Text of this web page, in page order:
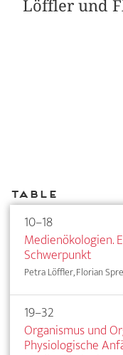
Löffler und
Table
10–18
Medienökologien.
Schwerpunkt
Petra Löffler, Florian
19–32
Organismus und
Physiologische